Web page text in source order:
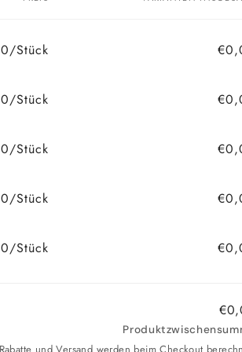
Stück
Stück
Stück
Stück
Stück